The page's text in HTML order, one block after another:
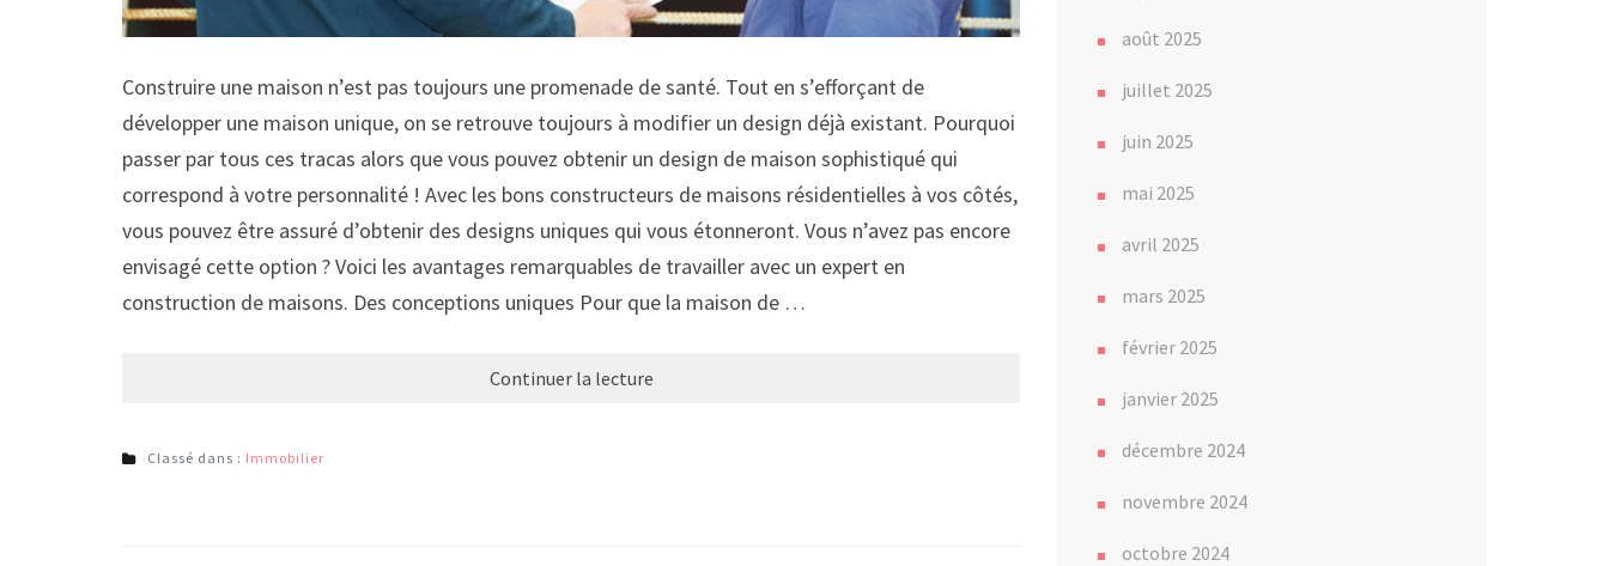
Construire une maison n’est pas toujours une promenade de santé. Tout en s’efforçant de
développer une maison unique, on se retrouve toujours à modifier un design déjà existant. Pourquoi
passer par tous ces tracas alors que vous pouvez obtenir un design de maison sophistiqué qui
correspond à votre personnalité ! Avec les bons constructeurs de maisons résidentielles à vos côtés,
vous pouvez être assuré d’obtenir des designs uniques qui vous étonneront. Vous n’avez pas encore
envisagé cette option ? Voici les avantages remarquables de travailler avec un expert en
construction de maisons. Des conceptions uniques Pour que la maison de …
Continuer la lecture
Classé dans : Immobilier
août 2025
juillet 2025
juin 2025
mai 2025
avril 2025
mars 2025
février 2025
janvier 2025
décembre 2024
novembre 2024
octobre 2024